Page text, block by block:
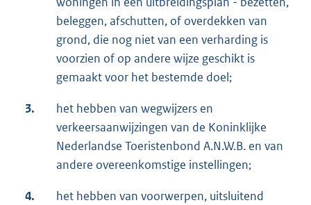
beleggen, afschutten, of overdekken van
grond, die nog niet van een verharding is
voorzien of op andere wijze geschikt is
gemaakt voor het bestemde doel;
3.
het hebben van wegwijzers en
verkeersaanwijzingen van de Koninklijke
Nederlandse Toeristenbond A.N.W.B. en van
andere overeenkomstige instellingen;
4.
het hebben van voorwerpen, uitsluitend